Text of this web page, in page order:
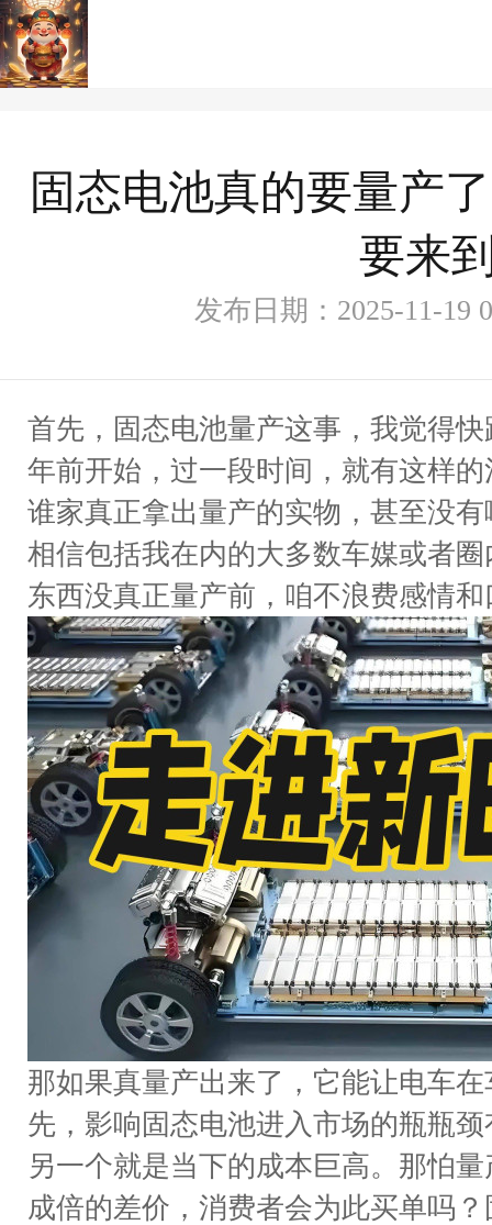
固态电池真的要量产
要来
发布日期：2025-11-
首先，固态电池量产这事，我觉得
年前开始，过一段时间，就有这样
谁家真正拿出量产的实物，甚至没
相信包括我在内的大多数车媒或者
东西没真正量产前，咱不浪费感情
那如果真量产出来了，它能让电车
先，影响固态电池进入市场的瓶瓶
另一个就是当下的成本巨高。那怕
成倍的差价，消费者会为此买单吗